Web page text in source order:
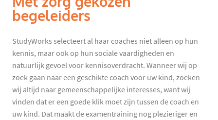
begeleiders
StudyWorks selecteert al haar coaches niet alleen op hun
kennis, maar ook op hun sociale vaardigheden en
natuurlijk gevoel voor kennisoverdracht. Wanneer wij op
zoek gaan naar een geschikte coach voor uw kind, zoeken
wij altijd naar gemeenschappelijke interesses, want wij
vinden dat er een goede klik moet zijn tussen de coach en
uw kind. Dat maakt de examentraining nog plezieriger en